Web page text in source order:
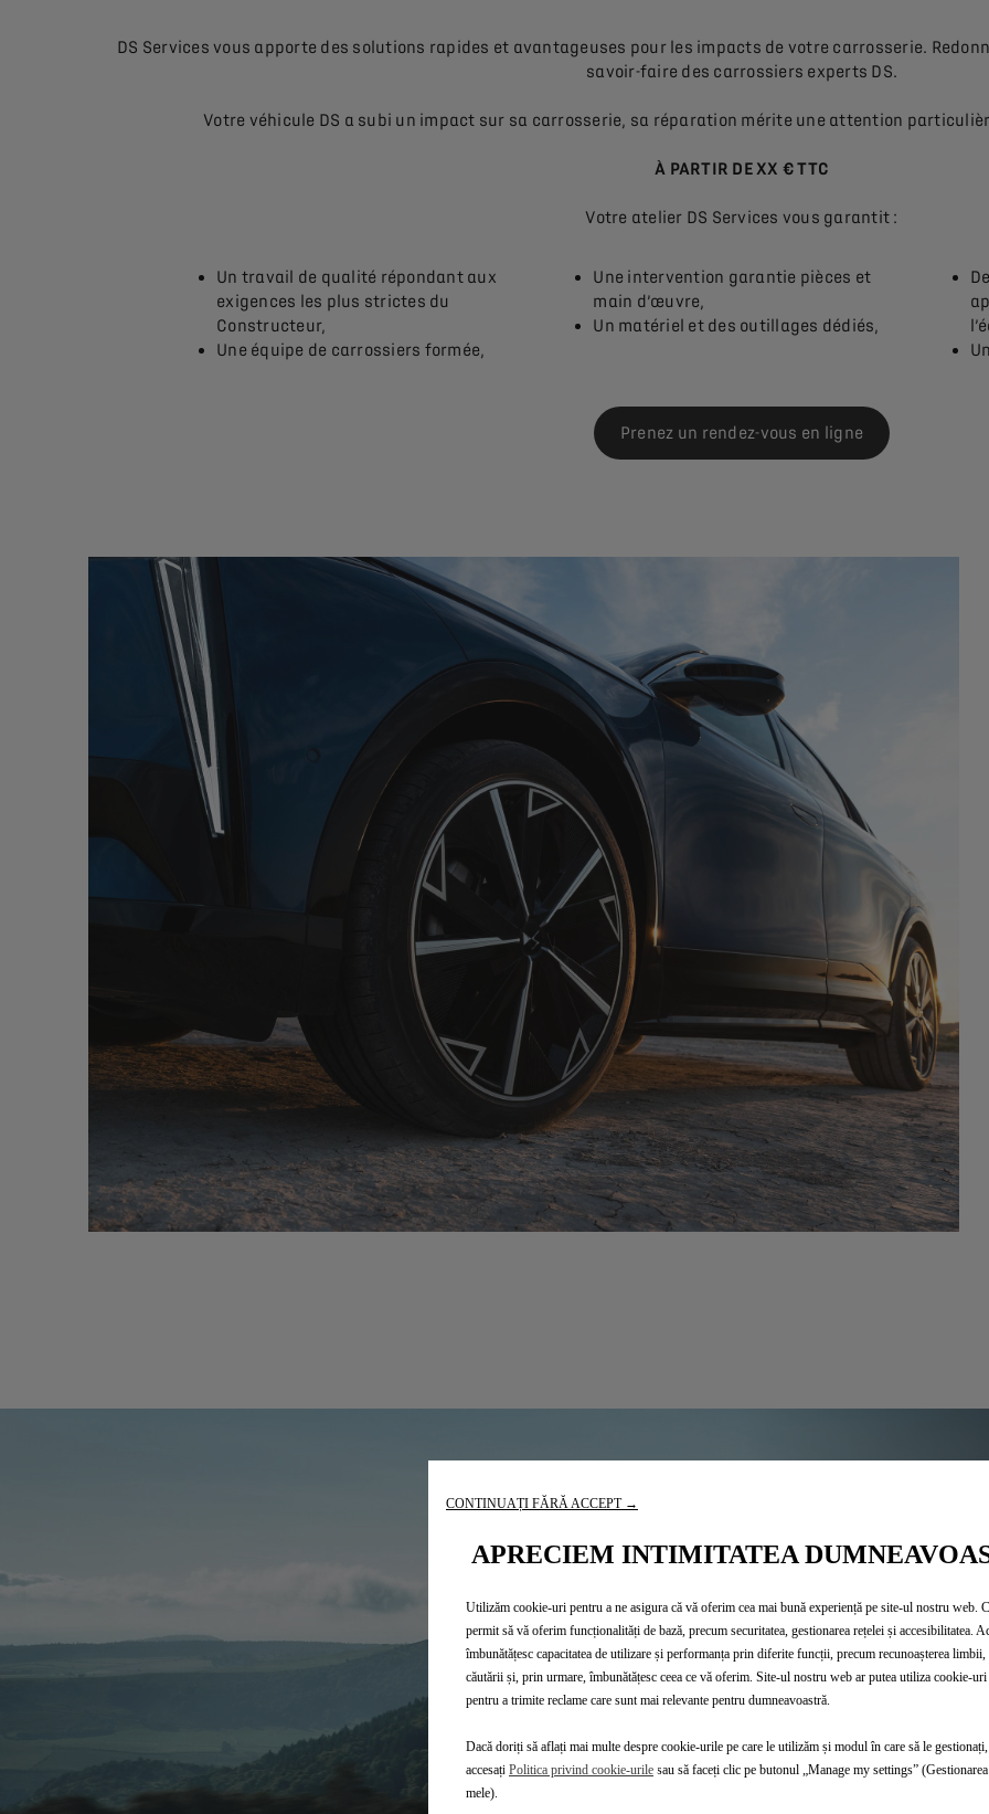
DS Services vous apporte des solutions rapides et avantageuses pour les impacts de votre carrosserie.
savoir-faire des carrossiers experts DS.
Votre véhicule DS a subi un impact sur sa carrosserie, sa réparation mérite une attention
À PARTIR DE XX € TTC
Votre atelier DS Services vous garantit :
Un travail de qualité répondant aux
exigences les plus strictes du
Constructeur,
Une équipe de carrossiers formée,
Une intervention garantie pièces et
main d’œuvre,
Un matériel et des outillages dédiés,
Prenez un rendez-vous en ligne
DS
CONTINUAȚI FĂRĂ ACCEPT →
APRECIEM INTIMITATEA
Utilizăm cookie-uri pentru a ne asigura că vă oferim cea mai bună experiență pe site-ul nostru web.
permit să vă oferim funcționalități de bază, precum securitatea, gestionarea rețelei și accesibilitatea.
îmbunătățesc capacitatea de utilizare și performanța prin diferite funcții, precum recunoașterea limbii,
căutării și, prin urmare, îmbunătățesc ceea ce vă oferim. Site-ul nostru web ar putea utiliza cookie-uri
pentru a trimite reclame care sunt mai relevante pentru dumneavoastră.
Dacă doriți să aflați mai multe despre cookie-urile pe care le utilizăm și modul în care să le
accesați Politica privind cookie-urile sau să faceți clic pe butonul „Manage my settings”
mele).